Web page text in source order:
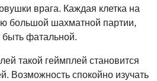
врага. Каждая клетка на
большой шахматной партии,
фатальной.
такой геймплей становится
Возможность спокойно изучать